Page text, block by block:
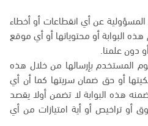
عن أي انقطاعات أو أخطاء
البوابة أو محتوياتها أو أي موقع
دون علمنا.
المستخدم بإرسالها من خلال هذه
أو حق ضمان سريتها كما أن أي
هذه البوابة لا تضمن أولا يقصد
أو تراخيص أو أية امتيازات من أي